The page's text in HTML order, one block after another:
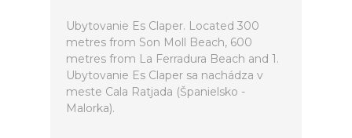
Ubytovanie Es Claper. Located 300
metres from Son Moll Beach, 600
metres from La Ferradura Beach and 1.
Ubytovanie Es Claper sa nachádza v
meste Cala Ratjada (Španielsko -
Malorka).